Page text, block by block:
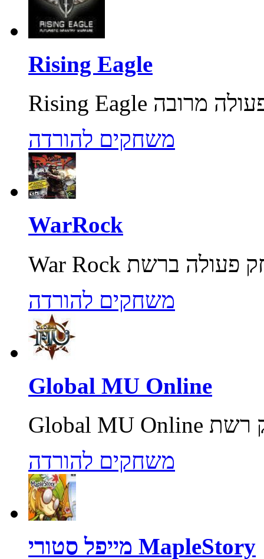
Rising Eagle
משחקים להורדה
WarRock
משחקים להורדה
Global MU Online
משחקים להורדה
מייפל סטורי MapleStory